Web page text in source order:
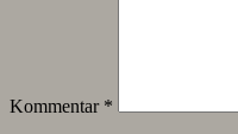
Kommentar *